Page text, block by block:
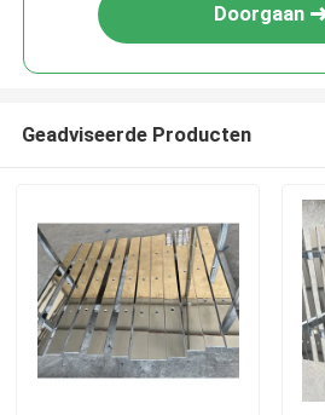
Doorgaan
Geadviseerde Producten